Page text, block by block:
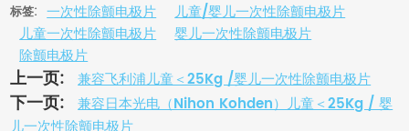
标签: 一次性除颤电极片
儿童/婴儿一次性除颤电极片
儿童一次性除颤电极片
婴儿一次性除颤电极片
除颤电极片
上一页: 兼容飞利浦儿童＜25Kg /婴儿一次性除颤电极片
下一页:
兼容日本光电（Nihon Kohden）儿童＜25Kg / 婴